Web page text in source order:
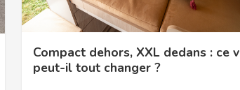
Compact dehors, XXL dedans : ce
peut-il tout changer ?